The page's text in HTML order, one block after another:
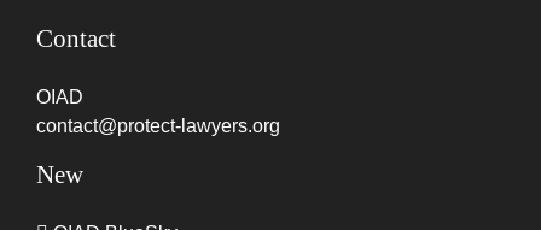
Contact
OIAD
contact@protect-lawyers.org
New